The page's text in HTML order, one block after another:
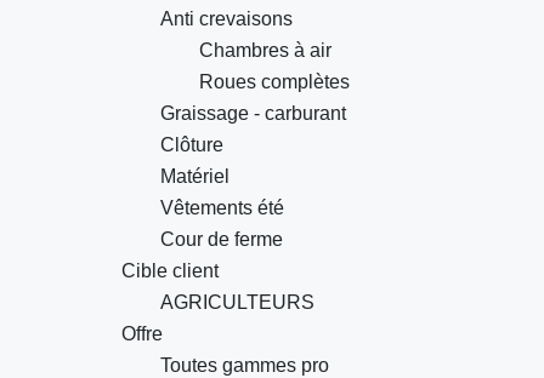
Anti crevaisons
Chambres à air
Roues complètes
Graissage - carburant
Clôture
Matériel
Vêtements été
Cour de ferme
Cible client
AGRICULTEURS
Offre
Toutes gammes pro